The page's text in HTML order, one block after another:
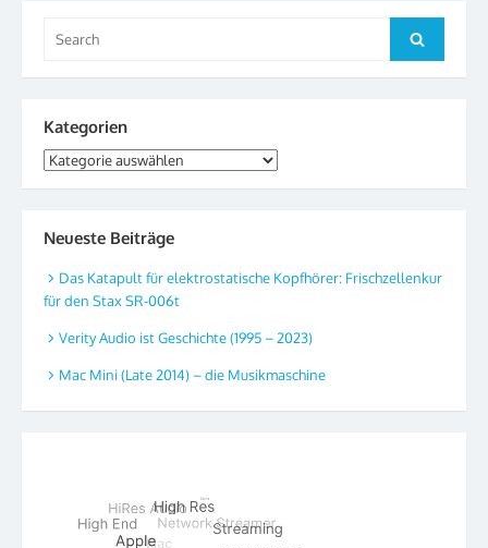
for:
Search
Kategorien
Kategorien
Neueste Beiträge
Das Katapult für elektrostatische Kopfhörer: Frischzellenkur
für den Stax SR-006t
Verity Audio ist Geschichte (1995 – 2023)
Mac Mini (Late 2014) – die Musikmaschine